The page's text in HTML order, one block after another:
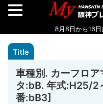
車種別. カーフロ
タ:bB. 年式:H25/
番:bB3]